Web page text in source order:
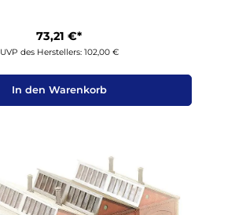
73,21 €*
UVP des Herstellers: 102,00 €
In den Warenkorb